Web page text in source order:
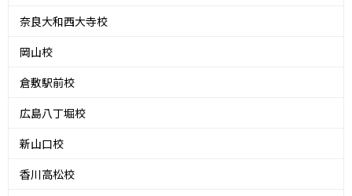
奈良大和西大寺校
岡山校
倉敷駅前校
広島八丁堀校
新山口校
香川高松校